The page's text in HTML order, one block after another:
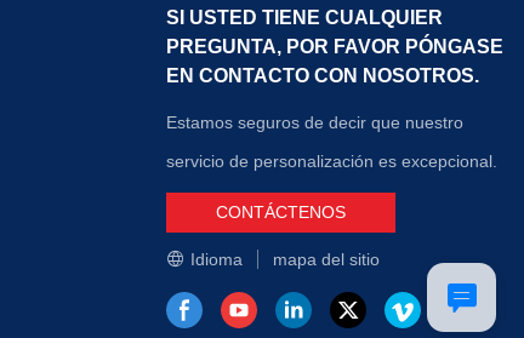
SI USTED TIENE CUALQUIER
PREGUNTA, POR FAVOR PÓNGASE
EN CONTACTO CON NOSOTROS.
Estamos seguros de decir que nuestro
servicio de personalización es excepcional.
CONTÁCTENOS
Idioma mapa del sitio